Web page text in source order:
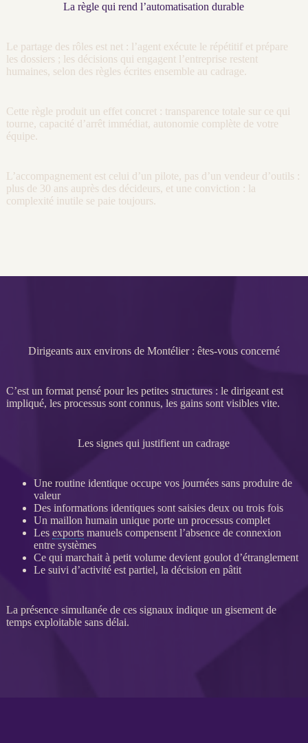
La règle qui rend l’automatisation durable
Le partage des rôles est net : l’agent exécute le répétitif et prépare
les dossiers ; les décisions qui engagent l’entreprise restent
humaines, selon des règles écrites ensemble au cadrage.
Cette règle produit un effet concret : transparence totale sur ce qui
tourne, capacité d’arrêt immédiat, autonomie complète de votre
équipe.
L’accompagnement est celui d’un pilote, pas d’un vendeur d’outils :
plus de 30 ans auprès des décideurs, et une conviction : la
complexité inutile se paie toujours.
Dirigeants aux environs de Montélier : êtes-vous concerné
C’est un format pensé pour les petites structures : le dirigeant est
impliqué, les processussont connus, les gains sont visibles vite.
Les signes qui justifient un cadrage
Une routine identique occupe vos journées sans produire de
valeur
Des informations identiques sont saisies deux ou trois fois
Un maillon humain unique porte un processuscomplet
Les exportsmanuels compensent l’absence de connexion
entre systèmes
Ce qui marchait à petit volume devient goulot d’étranglement
Le suivi d’activité est partiel, la décision en pâtit
La présence simultanée de ces signaux indique un gisement de
temps exploitable sans délai.